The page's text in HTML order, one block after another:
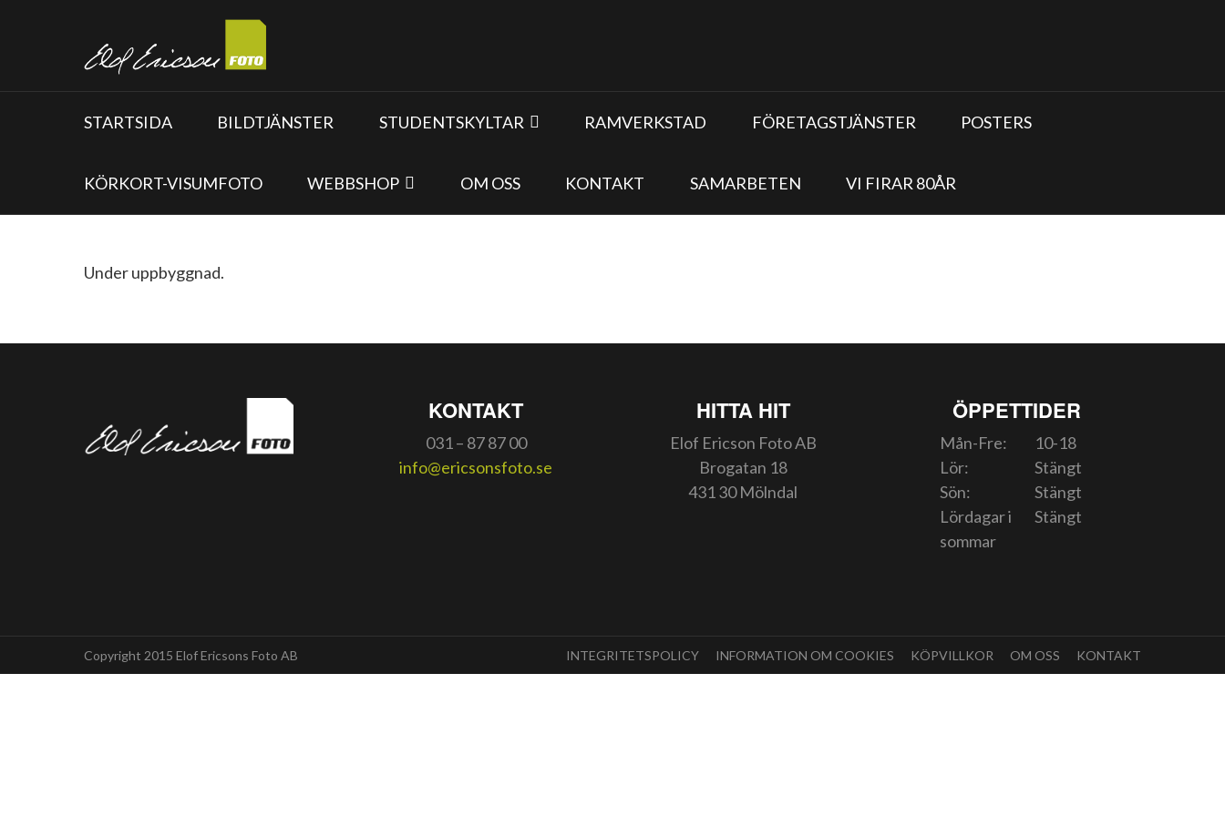
STARTSIDA BILDTJÄNSTER STUDENTSKYLTAR RAMVERKSTAD FÖRETAGSTJÄNSTER POSTERS
KÖRKORT-VISUMFOTO WEBBSHOP OM OSS KONTAKT SAMARBETEN VI FIRAR 80ÅR
Under uppbyggnad.
KONTAKT
031 – 87 87 00
info@ericsonsfoto.se
HITTA HIT
Elof Ericson Foto AB
Brogatan 18
431 30 Mölndal
ÖPPETTIDER
Mån-Fre:
10-18
Lör:
Stängt
Sön:
Stängt
Lördagar i
sommar
Stängt
INTEGRITETSPOLICY INFORMATION OM COOKIES KÖPVILLKOR OM OSS KONTAKT
Copyright 2015 Elof Ericsons Foto AB